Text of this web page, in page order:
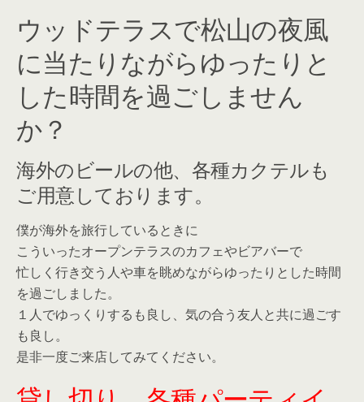
ウッドテラスで松山の夜風
に当たりながらゆったりと
した時間を過ごしません
か？
海外のビールの他、各種カクテルも
ご用意しております。
僕が海外を旅行しているときに
こういったオープンテラスのカフェやビアバーで
忙しく行き交う人や車を眺めながらゆったりとした時間
を過ごしました。
１人でゆっくりするも良し、気の合う友人と共に過ごす
も良し。
是非一度ご来店してみてください。